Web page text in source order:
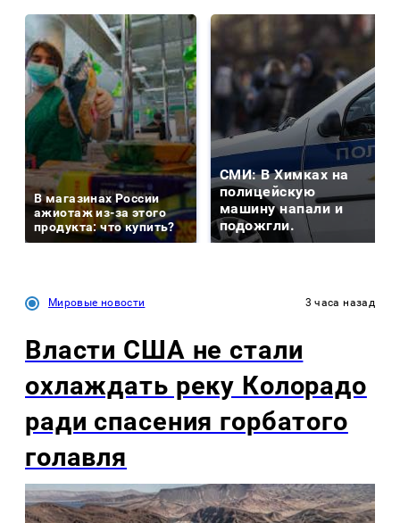
В магазинах России
ажиотаж из-за этого
продукта: что купить?
СМИ: В Химках на
полицейскую
машину напали и
подожгли.
Мировые новости 3 часа назад
Власти США не стали
охлаждать реку Колорадо
ради спасения горбатого
голавля